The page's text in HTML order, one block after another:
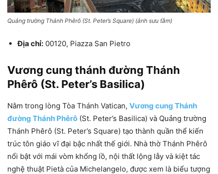
Quảng trường Thánh Phêrô (St. Peter’s Square) (ảnh sưu tầm)
Địa chỉ: 00120, Piazza San Pietro
Vương cung thánh đường Thánh
Phêrô (St. Peter’s Basilica)
Nằm trong lòng Tòa Thánh Vatican, Vương cung Thánh
đường Thánh Phêrô (St. Peter’s Basilica) và Quảng trường
Thánh Phêrô (St. Peter’s Square) tạo thành quần thể kiến
trúc tôn giáo vĩ đại bậc nhất thế giới. Nhà thờ Thánh Phêrô
nổi bật với mái vòm khổng lồ, nội thất lộng lẫy và kiệt tác
nghệ thuật Pietà của Michelangelo, được xem là biểu tượng